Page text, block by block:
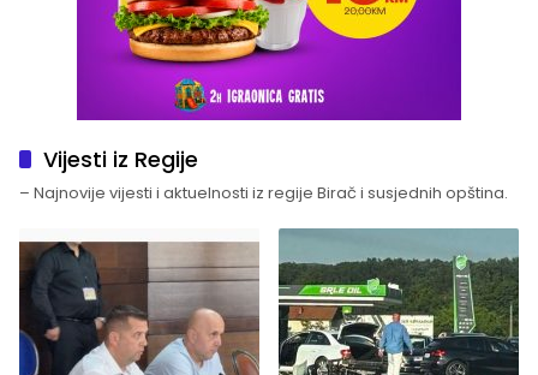
Vijesti iz Regije
– Najnovije vijesti i aktuelnosti iz regije Birač i susjednih opština.